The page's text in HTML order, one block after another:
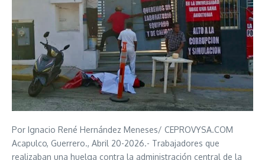
Por Ignacio René Hernández Meneses/ CEPROVYSA.COM
Acapulco, Guerrero., Abril 20-2026.- Trabajadores que
realizaban una huelga contra la administración central de la